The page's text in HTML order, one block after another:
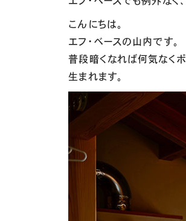
こんにちは。
エフ・ベースの山内です。
普段暗くなれば何気なく
生まれます。